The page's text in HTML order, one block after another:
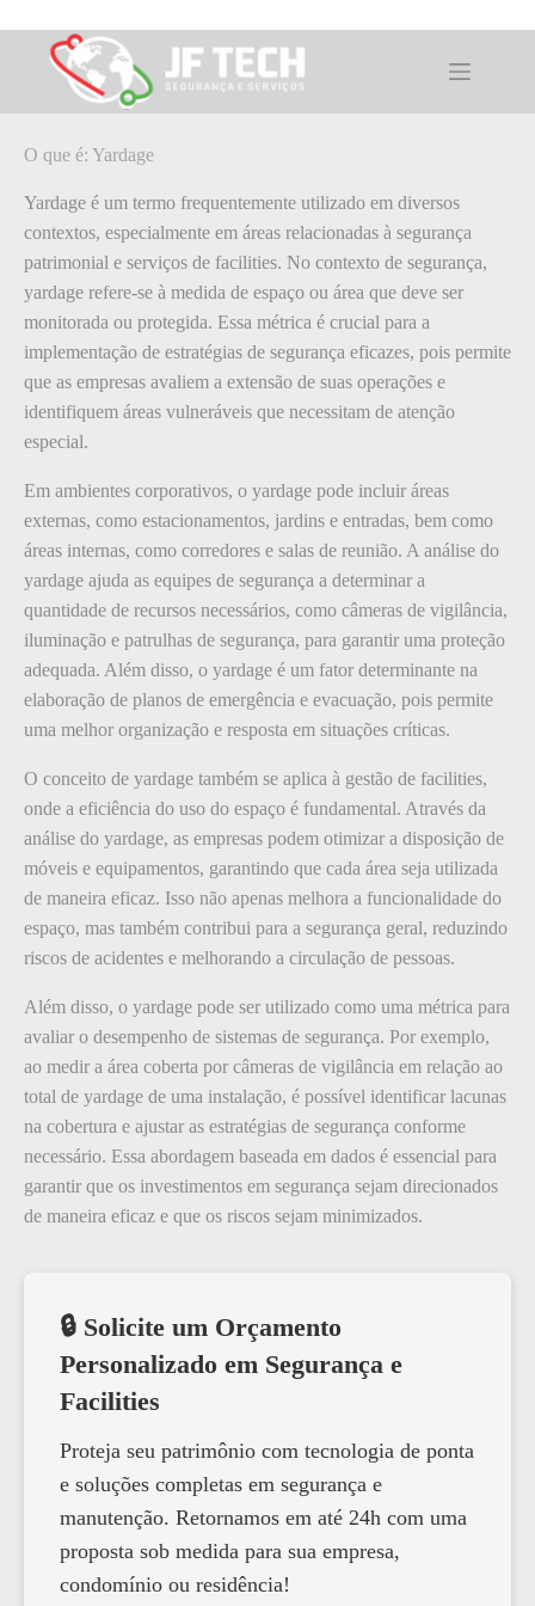
para
conteúdoO que é: Yardage
O que é: Yardage
Yardage é um termo frequentemente utilizado em diversos
contextos, especialmente em áreas relacionadas à segurança
patrimonial e serviços de facilities. No contexto de segurança,
yardage refere-se à medida de espaço ou área que deve ser
monitorada ou protegida. Essa métrica é crucial para a
implementação de estratégias de segurança eficazes, pois permite
que as empresas avaliem a extensão de suas operações e
identifiquem áreas vulneráveis que necessitam de atenção
especial.
Em ambientes corporativos, o yardage pode incluir áreas
externas, como estacionamentos, jardins e entradas, bem como
áreas internas, como corredores e salas de reunião. A análise do
yardage ajuda as equipes de segurança a determinar a
quantidade de recursos necessários, como câmeras de vigilância,
iluminação e patrulhas de segurança, para garantir uma proteção
adequada. Além disso, o yardage é um fator determinante na
elaboração de planos de emergência e evacuação, pois permite
uma melhor organização e resposta em situações críticas.
O conceito de yardage também se aplica à gestão de facilities,
onde a eficiência do uso do espaço é fundamental. Através da
análise do yardage, as empresas podem otimizar a disposição de
móveis e equipamentos, garantindo que cada área seja utilizada
de maneira eficaz. Isso não apenas melhora a funcionalidade do
espaço, mas também contribui para a segurança geral, reduzindo
riscos de acidentes e melhorando a circulação de pessoas.
Além disso, o yardage pode ser utilizado como uma métrica para
avaliar o desempenho de sistemas de segurança. Por exemplo,
ao medir a área coberta por câmeras de vigilância em relação ao
total de yardage de uma instalação, é possível identificar lacunas
na cobertura e ajustar as estratégias de segurança conforme
necessário. Essa abordagem baseada em dados é essencial para
garantir que os investimentos em segurança sejam direcionados
de maneira eficaz e que os riscos sejam minimizados.
🔒 Solicite um Orçamento
Personalizado em Segurança e
Facilities
Proteja seu patrimônio com tecnologia de ponta
e soluções completas em segurança e
manutenção. Retornamos em até 24h com uma
proposta sob medida para sua empresa,
condomínio ou residência!